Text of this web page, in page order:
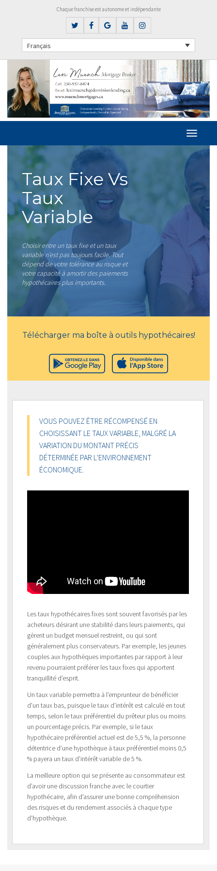
Chaque franchise est autonome et indépendante
Français
Taux Fixe Vs
Taux
Variable
Choisir entre un taux fixe et un taux
variable n’est pas toujours facile. Tout
dépend de votre tolérance au risque et
votre capacité à amortir des paiements
hypothécaires plus importants.
Télécharger ma boîte à outils hypothécaires!
VOUS POUVEZ ÊTRE RÉCOMPENSÉ EN
CHOISISSANT LE TAUX VARIABLE, MALGRÉ LA
VARIATION DU MONTANT PRÉCIS
DÉTERMINÉE PAR L’ENVIRONNEMENT
ÉCONOMIQUE.
Les taux hypothécaires fixes sont souvent favorisés par les
acheteurs désirant une stabilité dans leurs paiements, qui
gèrent un budget mensuel restreint, ou qui sont
généralement plus conservateurs. Par exemple, les jeunes
couples aux hypothèques importantes par rapport à leur
revenu pourraient préférer les taux fixes qui apportent
tranquillité d’esprit.
Un taux variable permettra à l’emprunteur de bénéficier
d’un taux bas, puisque le taux d’intérêt est calculé en tout
temps, selon le taux préférentiel du prêteur plus ou moins
un pourcentage précis. Par exemple, si le taux
hypothécaire préférentiel actuel est de 5,5 %, la personne
détentrice d’une hypothèque à taux préférentiel moins 0,5
% payera un taux d’intérêt variable de 5 %.
La meilleure option qui se présente au consommateur est
d’avoir une discussion franche avec le courtier
hypothécaire, afin d’assurer une bonne compréhension
des risques et du rendement associés à chaque type
d’hypothèque.